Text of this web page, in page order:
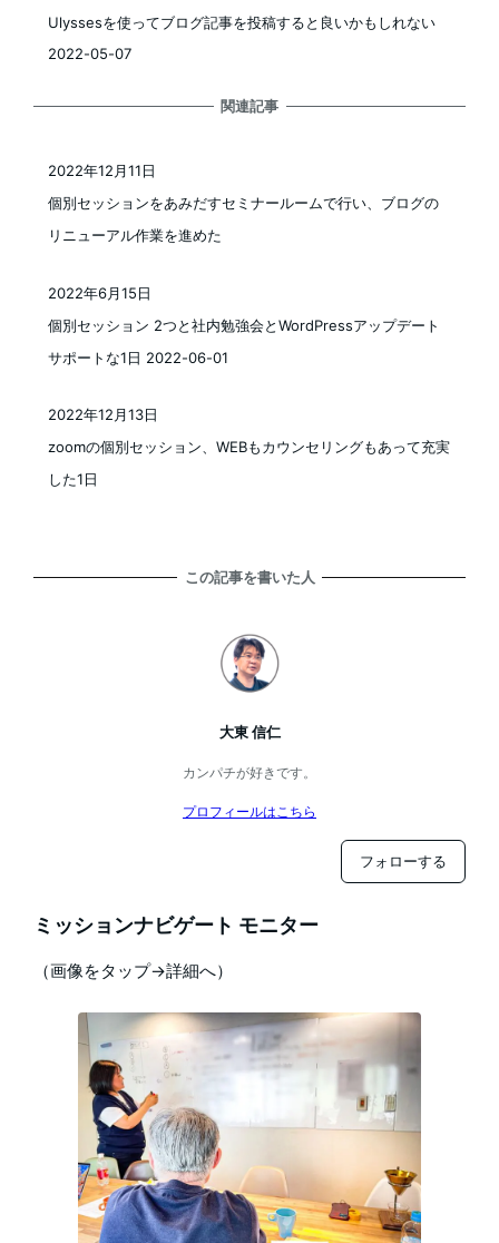
Ulyssesを使ってブログ記事を投稿すると良いかもしれない
2022-05-07
関連記事
個別セッションをあみだすセミナールームで行い、ブログの
リニューアル作業を進めた
2022年12月11日
個別セッション 2つと社内勉強会とWordPressアップデート
サポートな1日 2022-06-01
2022年6月15日
zoomの個別セッション、WEBもカウンセリングもあって充実
した1日
2022年12月13日
この記事を書いた人
大東 信仁
カンパチが好きです。
プロフィールはこちら
フォローする
ミッションナビゲート モニター
（画像をタップ→詳細へ）